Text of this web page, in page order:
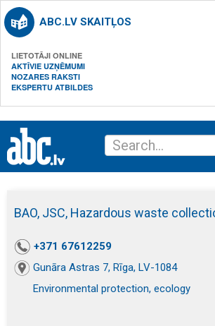
ABC.LV SKAITĻOS
LIETOTĀJI ONLINE
AKTĪVIE UZŅĒMUMI
NOZARES RAKSTI
EKSPERTU ATBILDES
BAO, JSC, Hazardous waste
+371 67612259
Gunāra Astras 7, Rīga, LV-1084
Environmental protection, ecology